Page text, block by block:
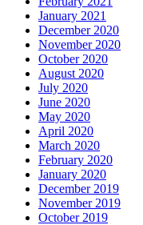
January 2021
December 2020
November 2020
October 2020
August 2020
July 2020
June 2020
May 2020
April 2020
March 2020
February 2020
January 2020
December 2019
November 2019
October 2019